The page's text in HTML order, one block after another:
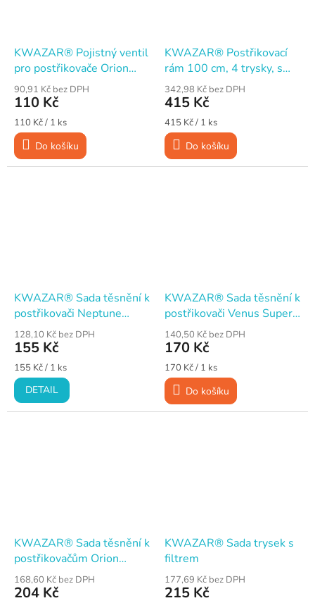
KWAZAR® Pojistný ventil
pro postřikovače Orion
Super, Růže a Gaia
90,91 Kč bez DPH
110 Kč
Měrná
cena:
110 Kč / 1 ks
Do košíku
KWAZAR® Postřikovací
rám 100 cm, 4 trysky, s
ventilem
342,98 Kč bez DPH
415 Kč
Měrná
cena:
415 Kč / 1 ks
Do košíku
KWAZAR® Sada těsnění k
postřikovači Neptune
Super
128,10 Kč bez DPH
155 Kč
Měrná
cena:
155 Kč / 1 ks
DETAIL
KWAZAR® Sada těsnění k
postřikovači Venus Super
360°
140,50 Kč bez DPH
170 Kč
Měrná
cena:
170 Kč / 1 ks
Do košíku
KWAZAR® Sada těsnění k
postřikovačům Orion
Super, Růže a Gaia
168,60 Kč bez DPH
204 Kč
KWAZAR® Sada trysek s
filtrem
177,69 Kč bez DPH
215 Kč